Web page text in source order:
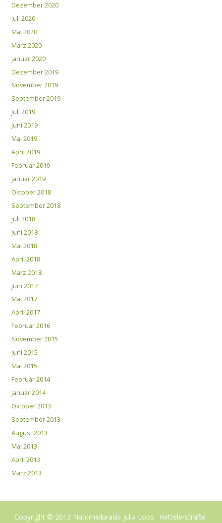
Dezember 2020
Juli 2020
Mai 2020
März 2020
Januar 2020
Dezember 2019
November 2019
September 2019
Juli 2019
Juni 2019
Mai 2019
April 2019
Februar 2019
Januar 2019
Oktober 2018
September 2018
Juli 2018
Juni 2018
Mai 2018
April 2018
März 2018
Juni 2017
Mai 2017
April 2017
Februar 2016
November 2015
Juni 2015
Mai 2015
Februar 2014
Januar 2014
Oktober 2013
September 2013
August 2013
Mai 2013
April 2013
März 2013
Copyright © 2013 Naturheilpraxis Julia Loos . Kettelerstraße